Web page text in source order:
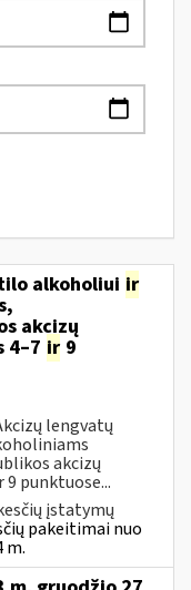
alkoholiui ir
akcizų
4–7 ir 9
lengvatų
akcizų
punktuose...
įstatymų
pakeitimai nuo
m.